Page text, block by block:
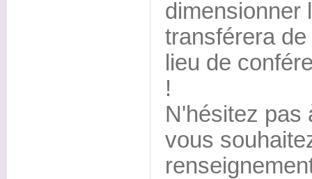
dimensionner
transférera
lieu de
!
N'hésitez pas
vous